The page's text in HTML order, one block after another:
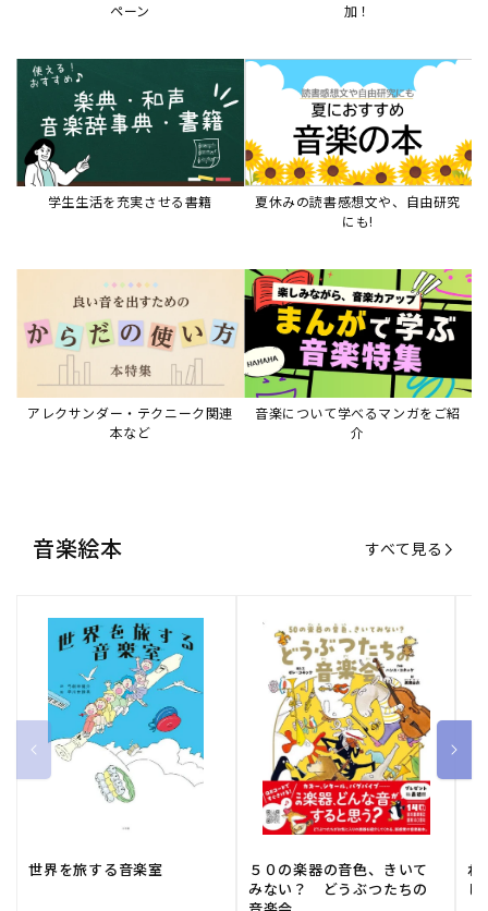
ペーン
加！
学生生活を充実させる書籍
夏休みの読書感想文や、自由研究
にも!
アレクサンダー・テクニーク関連
本など
音楽について学べるマンガをご紹
介
音楽絵本 すべて見る
世界を旅する音楽室
５０の楽器の音色、きいて
みない？ どうぶつたちの
ね